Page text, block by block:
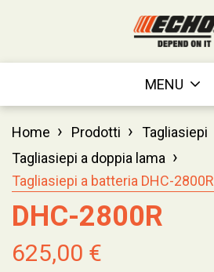
MENU
Home › Prodotti › Tagliasiepi
Tagliasiepi a doppia lama ›
Tagliasiepi a batteria DHC-2800R
DHC-2800R
625,00 €